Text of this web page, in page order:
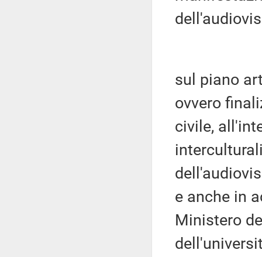
sul piano
ovvero
civile,
e anche in
Ministero